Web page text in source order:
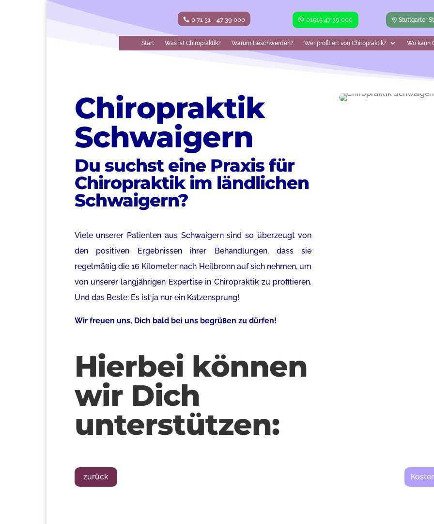
0 71 31 - 47 39 000 01515 47 39 000 Stuttgarter
Start Was ist Chiropraktik? Warum Beschwerden? Wer profitiert von Chiropraktik? Wo kann
Chiropraktik
Schwaigern
Du suchst eine Praxis für
Chiropraktikim ländlichen
Schwaigern?
Viele unserer Patienten aus Schwaigern sind so überzeugt von
den positiven Ergebnissen ihrer Behandlungen, dass sie
regelmäßig die 16 Kilometer nach Heilbronn auf sich nehmen, um
von unserer langjährigen Expertise in Chiropraktik zu profitieren.
Und das Beste: Es ist ja nur ein Katzensprung!
Wir freuen uns, Dich bald bei uns begrüßen zu dürfen!
Hierbei können
wir Dich
unterstützen:
zurück